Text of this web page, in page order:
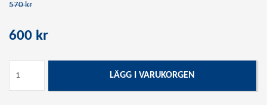
570 kr
600 kr
LÄGG I VARUKORGEN